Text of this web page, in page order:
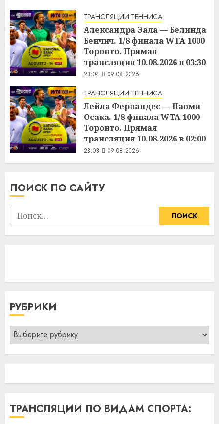
ТРАНСЛЯЦИИ ТЕННИСА
Александра Эала — Белинда
Бенчич. 1/8 финала WTA 1000
Торонто. Прямая
трансляция 10.08.2026 в 03:30
23:04 09.08.2026
ТРАНСЛЯЦИИ ТЕННИСА
Лейла Фернандес — Наоми
Осака. 1/8 финала WTA 1000
Торонто. Прямая
трансляция 10.08.2026 в 02:00
23:03 09.08.2026
ПОИСК ПО САЙТУ
Найти:
РУБРИКИ
Рубрики
ТРАНСЛЯЦИИ ПО ВИДАМ СПОРТА: